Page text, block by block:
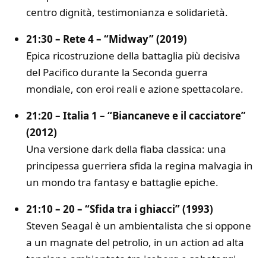
centro dignità, testimonianza e solidarietà.
21:30 – Rete 4 – “Midway” (2019)
Epica ricostruzione della battaglia più decisiva
del Pacifico durante la Seconda guerra
mondiale, con eroi reali e azione spettacolare.
21:20 – Italia 1 – “Biancaneve e il cacciatore”
(2012)
Una versione dark della fiaba classica: una
principessa guerriera sfida la regina malvagia in
un mondo tra fantasy e battaglie epiche.
21:10 – 20 – “Sfida tra i ghiacci” (1993)
Steven Seagal è un ambientalista che si oppone
a un magnate del petrolio, in un action ad alta